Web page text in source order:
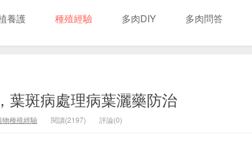
養護 種殖經驗 多肉DIY 多肉問答
葉斑病處理病葉灑藥防治
物種殖經驗 閱讀(2197) 評論(0)